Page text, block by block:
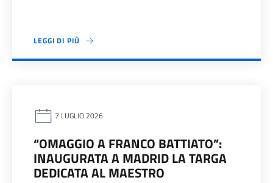
LEGGI DI PIÙ
7 LUGLIO 2026
“OMAGGIO A FRANCO BATTIATO”:
INAUGURATA A MADRID LA TARGA
DEDICATA AL MAESTRO